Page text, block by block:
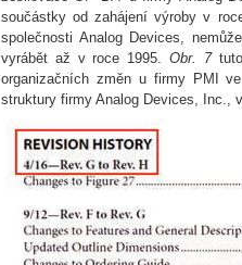
součástky od zahájení výroby v
společnosti Analog Devices,
vyrábět až v roce 1995.Obr. 7tuto
organizačních změn u firmy PMI
struktury firmy Analog Devices, Inc.,